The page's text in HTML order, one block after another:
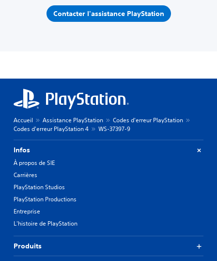
Contacter l'assistance PlayStation
Accueil Assistance PlayStation
Codes d'erreur PlayStation
Codes d'erreur PlayStation 4
WS-37397-9
Infos
À propos de SIE
Carrières
PlayStation Studios
PlayStation Productions
Entreprise
L'histoire de PlayStation
Produits